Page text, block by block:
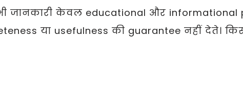
जानकारी केवल educational और informational
या usefulness की guarantee नहीं देते।